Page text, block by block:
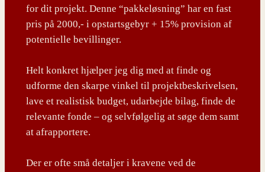
for dit projekt. Denne “pakkeløsning” har en fast
pris på 2000,- i opstartsgebyr + 15% provision af
potentielle bevillinger.
Helt konkret hjælper jeg dig med at finde og
udforme den skarpe vinkel til projektbeskrivelsen,
lave et realistisk budget, udarbejde bilag, finde de
relevante fonde – og selvfølgelig at søge dem samt
at afrapportere.
Der er ofte små detaljer i kravene ved de